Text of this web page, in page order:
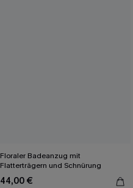
Floraler Badeanzug mit
Flatterträgern und Schnürung
44,00 €